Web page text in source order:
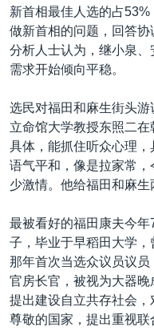
新首相最佳人选的占
做新首相的问题，回答协
分析人士认为，继小泉
需求开始倾向平稳。
选民对福田和麻生街头游
立命馆大学教授东照二
具体，能抓住听众心理
语气平和，像是拉家常
少激情。他给福田和麻生
最被看好的福田康夫今
子，毕业于早稻田大学
那年首次当选众议员议
官房长官，被视为大器
提出建设自立共存社会
尊敬的国家，提出重视